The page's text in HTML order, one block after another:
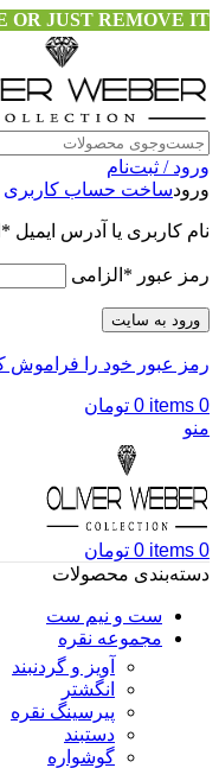
JUST REMOVE IT…
ورود / ثبت‌نام
ورودساخت حساب کاربری
نام کاربری یا آدرس ایمیل *
رمز عبور * الزامی
ورود به سایت
رمز عبور خود را فراموش
0
items
0 تومان
منو
0
items
0 تومان
دسته‌بندی محصولات
ست و نیم ست
مجموعه نقره
آویز و گردنبند
انگشتر
پیرسینگ نقره
دستبند
گوشواره